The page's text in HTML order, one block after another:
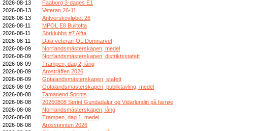
2026-08-13
Faaborg 3-dages E1
2026-08-13
Veteran 26-11
2026-08-13
Antvorskovløbet 26
2026-08-11
MPOL E8 Bulltofta
2026-08-11
Sörklubbs #7 Alfta
2026-08-11
Dala veteran-OL Domnarvet
2026-08-09
Norrlandsmästerskapen, medel
2026-08-09
Norrlandsmästerskapen, distriktsstafett
2026-08-09
Trampen, dag 2, lång
2026-08-09
Arosträffen 2026
2026-08-09
Götalandsmästerskapen, stafett
2026-08-09
Götalandsmästerskapen, publiktävling, medel
2026-08-08
Tamanend Sprints
2026-08-08
20260808 Sprint Gundadalur og Vidarlundin på færøe
2026-08-08
Norrlandsmästerskapen, lång
2026-08-08
Trampen, dag 1, medel
2026-08-08
Arossprinten 2026